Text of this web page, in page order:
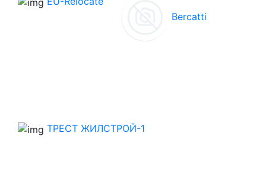
Bercatti
ТРЕСТ ЖИЛСТРОЙ-1